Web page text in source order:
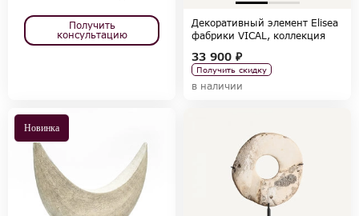
Получить
консультацию
Декоративный элемент Elisea
фабрики VICAL, коллекция
33 900 ₽
Получить скидку
в наличии
Новинка